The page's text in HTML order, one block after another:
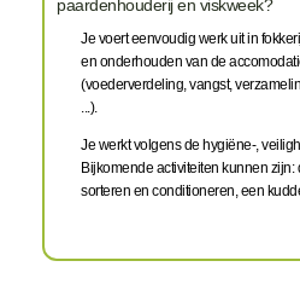
paardenhouderij en viskweek?
Je voert eenvoudig werk uit in
en onderhouden van de
(voederverdeling, vangst,
...).
Je werkt volgens de hygiëne-,
Bijkomende activiteiten kunnen
sorteren en conditioneren, een